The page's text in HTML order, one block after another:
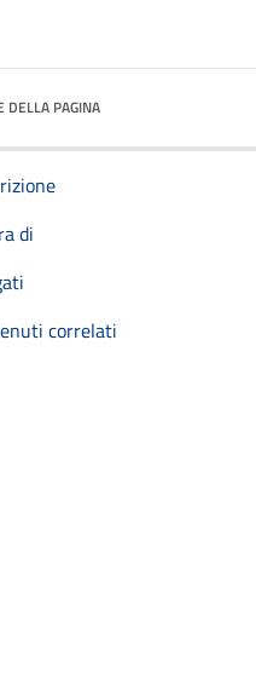
DELLA PAGINA
di
correlati